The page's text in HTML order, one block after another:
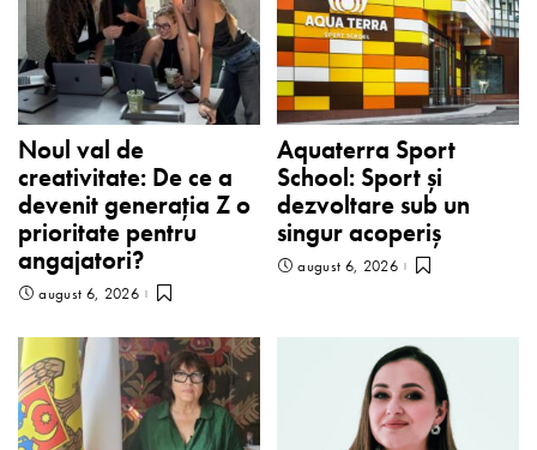
Noul val de
creativitate: De ce a
devenit generația Z o
prioritate pentru
angajatori?
august 6, 2026
Aquaterra Sport
School: Sport și
dezvoltare sub un
singur acoperiș
august 6, 2026